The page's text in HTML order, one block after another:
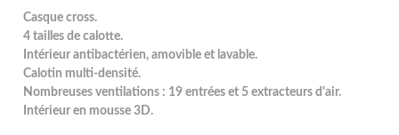
Casque cross.
4 tailles de calotte.
Intérieur antibactérien, amovible et lavable.
Calotin multi-densité.
Nombreuses ventilations : 19 entrées et 5 extracteurs d'air.
Intérieur en mousse 3D.